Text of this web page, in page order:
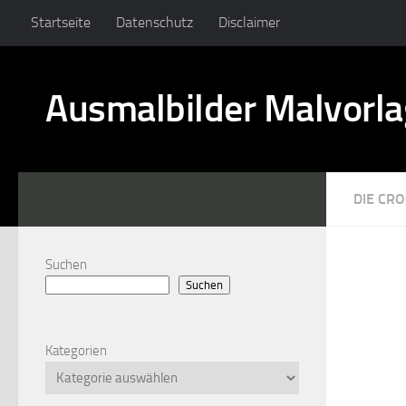
Startseite Datenschutz Disclaimer
Ausmalbilder
DIE
Suchen
Suchen
Kategorien